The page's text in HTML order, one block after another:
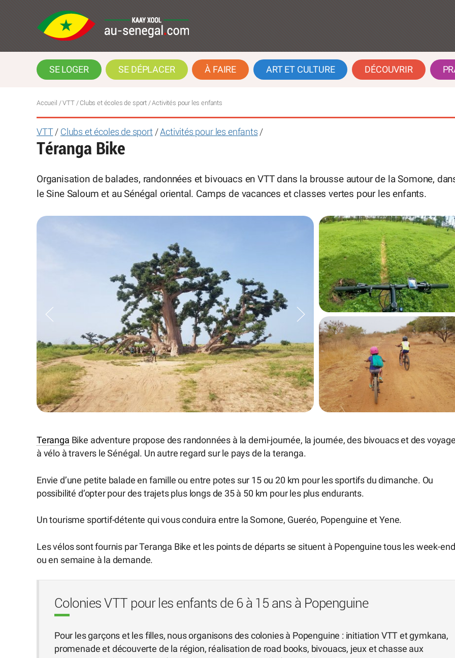
SE LOGER SE DÉPLACER À FAIRE ART ET CULTURE DÉCOUVRIR
Accueil / VTT / Clubs et écoles de sport / Activités pour les enfants
VTT / Clubs et écoles de sport/Activités pour les enfants /
Téranga Bike
Organisation de balades, randonnées et bivouacs en VTT dans la brousse autour de la Somone,
le Sine Saloum et au Sénégal oriental. Camps de vacances et classes vertes pour les enfants.
Teranga Bike adventure propose des randonnées à la demi-journée, la journée, des bivouacs et des
à vélo à travers le Sénégal. Un autre regard sur le pays de la teranga.
Envie d’une petite balade en famille ou entre potes sur 15 ou 20 km pour les sportifs du dimanche. Ou
possibilité d’opter pour des trajets plus longs de 35 à 50 km pour les plus endurants.
Un tourisme sportif-détente qui vous conduira entre la Somone, Gueréo, Popenguine et Yene.
Les vélos sont fournis par Teranga Bike et les points de départs se situent à Popenguine tous les week-
ou en semaine à la demande.
Colonies VTT pour les enfants de 6 à 15 ans à Popenguine
Pour les garçons et les filles, nous organisons des colonies à Popenguine : initiation VTT et gymkana,
promenade et découverte de la région, réalisation de road books, bivouacs, jeux et chasse aux